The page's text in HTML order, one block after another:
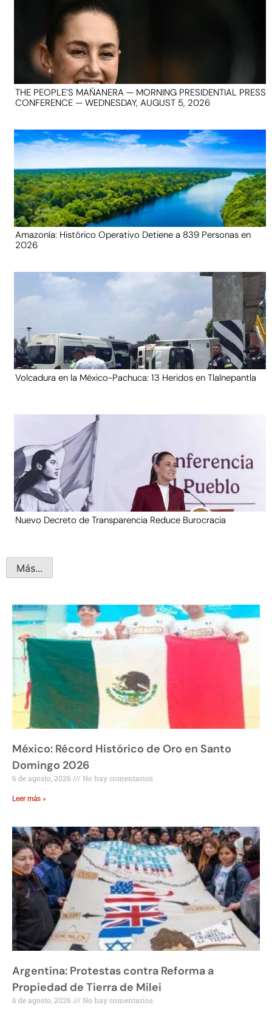
THE PEOPLE’S MAÑANERA — MORNING PRESIDENTIAL PRESS
CONFERENCE — WEDNESDAY, AUGUST 5, 2026
Amazonía: Histórico Operativo Detiene a 839 Personas en
2026
Volcadura en la México-Pachuca: 13 Heridos en Tlalnepantla
Nuevo Decreto de Transparencia Reduce Burocracia
Más...
México: Récord Histórico de Oro en Santo
Domingo 2026
6 de agosto, 2026 No hay comentarios
Leer más »
Argentina: Protestas contra Reforma a
Propiedad de Tierra de Milei
6 de agosto, 2026 No hay comentarios